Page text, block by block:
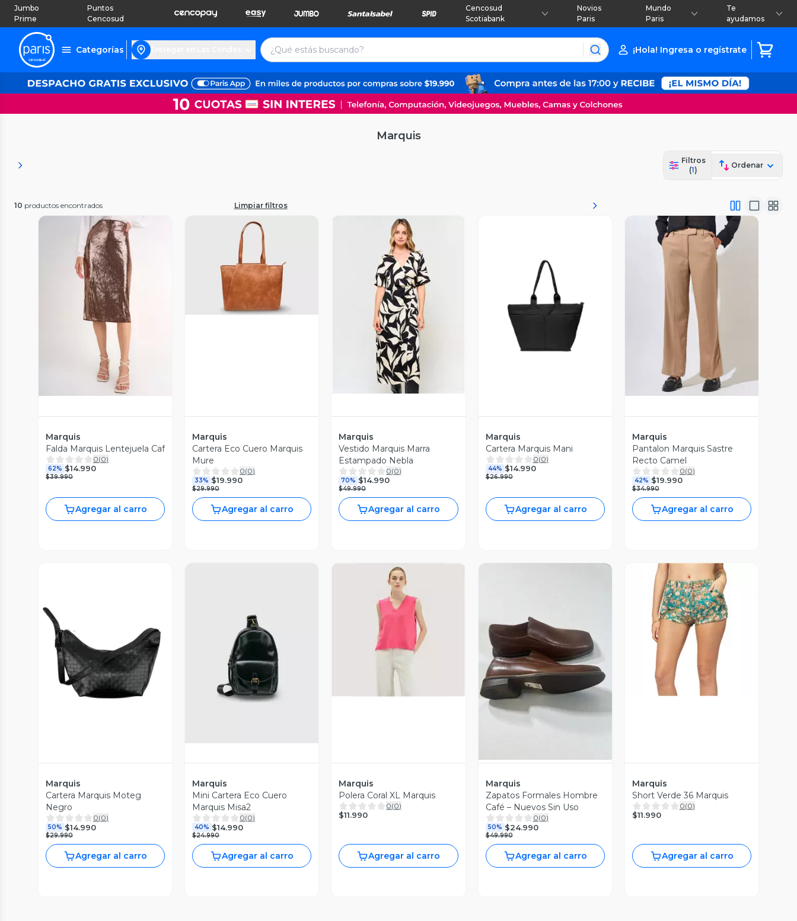
Jumbo
Prime
Puntos
Cencosud
Cencosud
Scotiabank
Novios
Paris
Mundo
Paris
Te
ayudamos
Categorías ¡Hola! Ingresa o regístrate
Marquis
Filtros
(1)
Ordenar
10 productos encontrados Limpiar filtros
Vista Previa
Marquis
Falda Marquis Lentejuela Caf
0(0)
62% $14.990
$39.990
Agregar al carro
Vista Previa
Marquis
Cartera Eco Cuero Marquis
Mure
0(0)
33% $19.990
$29.990
Agregar al carro
Vista Previa
Marquis
Vestido Marquis Marra
Estampado Nebla
0(0)
70% $14.990
$49.990
Agregar al carro
Vista Previa
Marquis
Cartera Marquis Mani
0(0)
44% $14.990
$26.990
Agregar al carro
Vista Previa
Marquis
Pantalon Marquis Sastre
Recto Camel
0(0)
42% $19.990
$34.990
Agregar al carro
Vista Previa
Marquis
Cartera Marquis Moteg
Negro
0(0)
50% $14.990
$29.990
Agregar al carro
Vista Previa
Marquis
Mini Cartera Eco Cuero
Marquis Misa2
0(0)
40% $14.990
$24.990
Agregar al carro
Vista Previa
Marquis
Polera Coral XL Marquis
0(0)
$11.990
Agregar al carro
Vista Previa
Marquis
Zapatos Formales Hombre
Café – Nuevos Sin Uso
0(0)
50% $24.990
$49.990
Agregar al carro
Vista Previa
Marquis
Short Verde 36 Marquis
0(0)
$11.990
Agregar al carro